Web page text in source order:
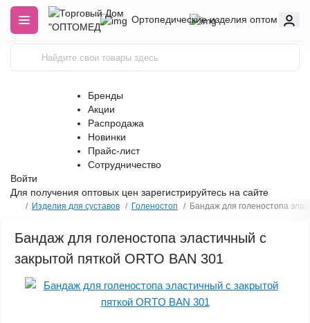
Ортопедические изделия оптом
Бренды
Акции
Распродажа
Новинки
Прайс-лист
Сотрудничество
Войти
Для получения оптовых цен зарегистрируйтесь на сайте
Изделия для суставов Голеностоп Бандаж для голеностопа
Бандаж для голеностопа эластичный с
закрытой пяткой ORTO BAN 301